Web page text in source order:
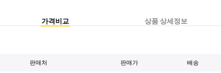
가격비교 상품 상세정보
판매처 판매가 배송